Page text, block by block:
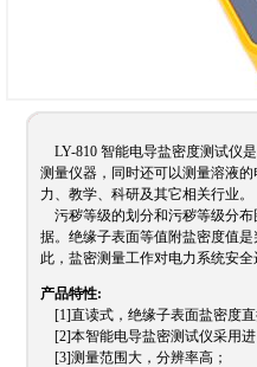
LY-810 智能电导盐密度测试仪
测量仪器，同时还可以测量溶液
力、教学、科研及其它相关行业。
污秽等级的划分和污秽等级分布
据。绝缘子表面等值附盐密度值
此，盐密测量工作对电力系统安
产品特性:
[1]直读式，绝缘子表面盐密度
[2]本智能电导盐密测试仪采用
[3]测量范围大，分辨率高；